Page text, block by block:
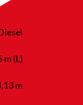
m (L)
m